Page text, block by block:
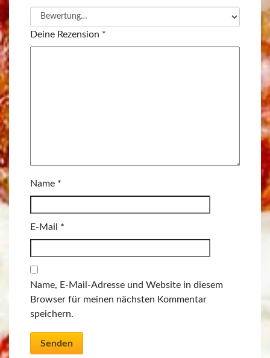
Deine Rezension *
Name *
E-Mail *
Name, E-Mail-Adresse und Website in diesem
Browser für meinen nächsten Kommentar
speichern.